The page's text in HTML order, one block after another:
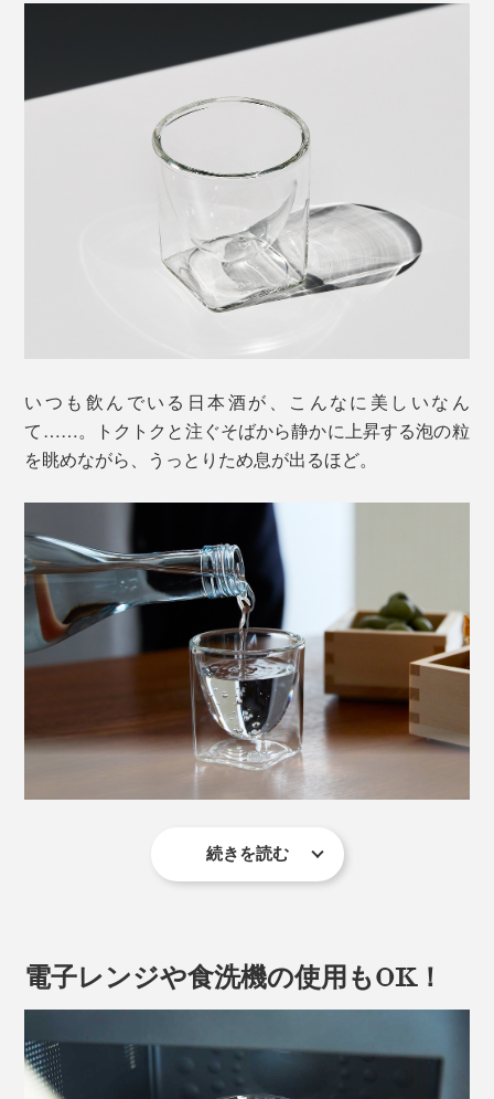
いつも飲んでいる日本酒が、こんなに美しいなん
て……。トクトクと注ぐそばから静かに上昇する泡の粒
を眺めながら、うっとりため息が出るほど。
『RayES』のダブルウォールグラスは、スクエア型にラ
二層のガラスの間に空洞があることで、液体が浮いてい
るかのように美しく引き立つグラスです。
続きを読む
電子レンジや食洗機の使用もOK！